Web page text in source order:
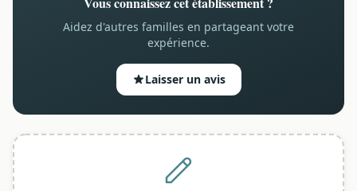
Aidez d'autres familles en partageant votre
expérience.
Laisser un avis